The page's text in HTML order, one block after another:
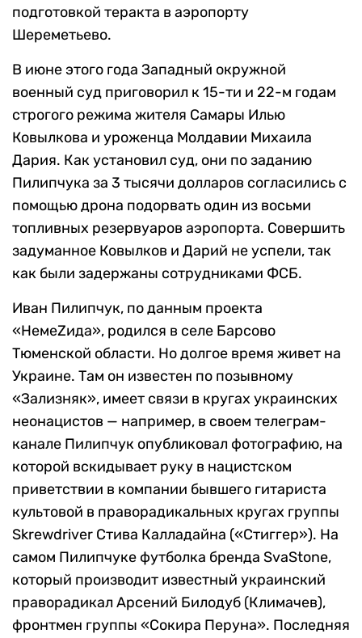
подготовкой теракта в аэропорту
Шереметьево.
В июне этого года Западный окружной
военный суд приговорил к 15-ти и 22-м годам
строгого режима жителя Самары Илью
Ковылкова и уроженца Молдавии Михаила
Дария. Как установил суд, они по заданию
Пилипчука за 3 тысячи долларов согласились с
помощью дрона подорвать один из восьми
топливных резервуаров аэропорта. Совершить
задуманное Ковылков и Дарий не успели, так
как были задержаны сотрудниками ФСБ.
Иван Пилипчук, по данным проекта
«НемеZида», родился в селе Барсово
Тюменской области. Но долгое время живет на
Украине. Там он известен по позывному
«Зализняк», имеет связи в кругах украинских
неонацистов — например, в своем телеграм-
канале Пилипчук опубликовал фотографию, на
которой вскидывает руку в нацистском
приветствии в компании бывшего гитариста
культовой в праворадикальных кругах группы
Skrewdriver Стива Калладайна («Стиггер»). На
самом Пилипчуке футболка бренда SvaStone,
который производит известный украинский
праворадикал Арсений Билодуб (Климачев),
фронтмен группы «Сокира Перуна». Последняя